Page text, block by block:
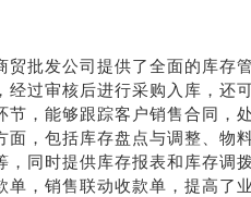
批发公司提供了全面的库存
过审核后进行采购入库，还
，能够跟踪客户销售合同，
面，包括库存盘点与调整、物
同时提供库存报表和库存调
，销售联动收款单，提高了